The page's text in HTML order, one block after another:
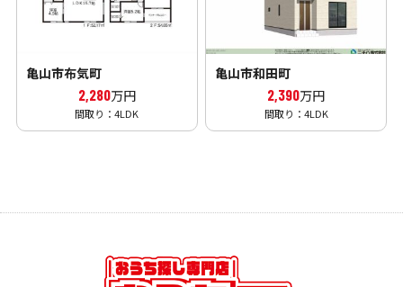
亀山市布気町
2,280万円
間取り：4LDK
亀山市和田町
2,390万円
間取り：4LDK